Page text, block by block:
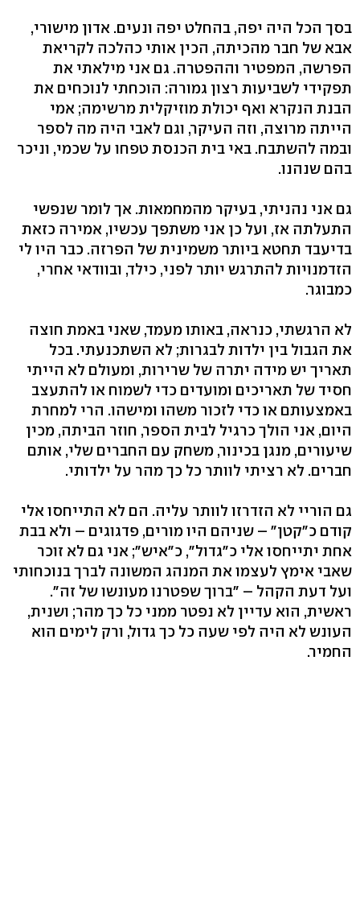
בסך הכל היה יפה, בהחלט יפה ונעים. אדון מישורי,
אבא של חבר מהכיתה, הכין אותי כהלכה לקריאת
הפרשה, המפטיר וההפטרה. גם אני מילאתי את
תפקידי לשביעות רצון גמורה: הוכחתי לנוכחים את
הבנת הנקרא ואף יכולת מוזיקלית מרשימה; אמי
הייתה מרוצה, וזה העיקר, וגם לאבי היה מה לספר
ובמה להשתבח. באי בית הכנסת טפחו על שכמי, וניכר
בהם שנהנו.
גם אני נהניתי, בעיקר מהמחמאות. אך לומר שנפשי
התעלתה אז, ועל כן אני משתפך עכשיו, אמירה כזאת
בדיעבד תחטא ביותר משמינית של הפרזה. כבר היו לי
הזדמנויות להתרגש יותר לפני, כילד, ובוודאי אחרי,
כמבוגר.
לא הרגשתי, כנראה, באותו מעמד, שאני באמת חוצה
את הגבול בין ילדות לבגרות; לא השתכנעתי. בכל
תאריך יש מידה יתרה של שרירות, ומעולם לא הייתי
חסיד של תאריכים ומועדים כדי לשמוח או להתעצב
באמצעותם או כדי לזכור משהו ומישהו. הרי למחרת
היום, אני הולך כרגיל לבית הספר, חוזר הביתה, מכין
שיעורים, מנגן בכינור, משחק עם החברים שלי, אותם
חברים. לא רציתי לוותר כל כך מהר על ילדותי.
גם הוריי לא הזדרזו לוותר עליה. הם לא התייחסו אלי
קודם כ"קטן" – שניהם היו מורים, פדגוגים – ולא בבת
אחת יתייחסו אלי כ"גדול", כ"איש"; אני גם לא זוכר
שאבי אימץ לעצמו את המנהג המשונה לברך בנוכחותי
ועל דעת הקהל – "ברוך שפטרנו מעונשו של זה".
ראשית, הוא עדיין לא נפטר ממני כל כך מהר; ושנית,
העונש לא היה לפי שעה כל כך גדול, ורק לימים הוא
החמיר.